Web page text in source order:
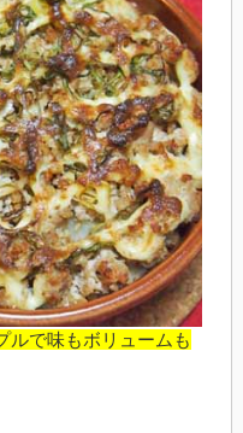
ルで味もボリュームも